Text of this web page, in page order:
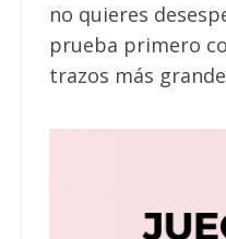
no quieres
prueba primero
trazos más